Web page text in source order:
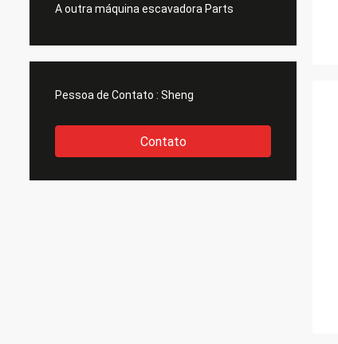
A outra máquina escavadora Parts
Pessoa de Contato : Sheng
Contato